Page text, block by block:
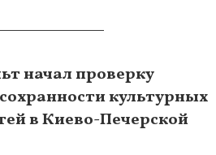
начал проверку
культурных
в Киево-Печерской